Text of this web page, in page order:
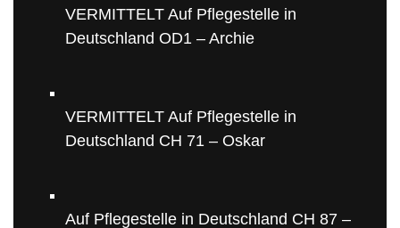
VERMITTELT Auf Pflegestelle in
Deutschland OD1 – Archie
VERMITTELT Auf Pflegestelle in
Deutschland CH 71 – Oskar
Auf Pflegestelle in Deutschland CH 87 –